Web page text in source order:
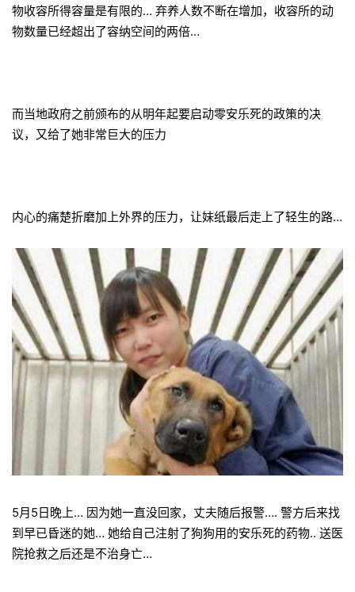
物收容所得容量是有限的… 弃养人数不断在增加，收容所的动
物数量已经超出了容纳空间的两倍…
而当地政府之前颁布的从明年起要启动零安乐死的政策的决
议，又给了她非常巨大的压力
内心的痛楚折磨加上外界的压力，让妹纸最后走上了轻生的路…
5月5日晚上… 因为她一直没回家，丈夫随后报警…. 警方后来找
到早已昏迷的她… 她给自己注射了狗狗用的安乐死的药物.. 送医
院抢救之后还是不治身亡…